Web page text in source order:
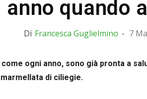
quando
Di Francesca Guglielmino - 7
ogni anno, sono già pronta a
di ciliegie.